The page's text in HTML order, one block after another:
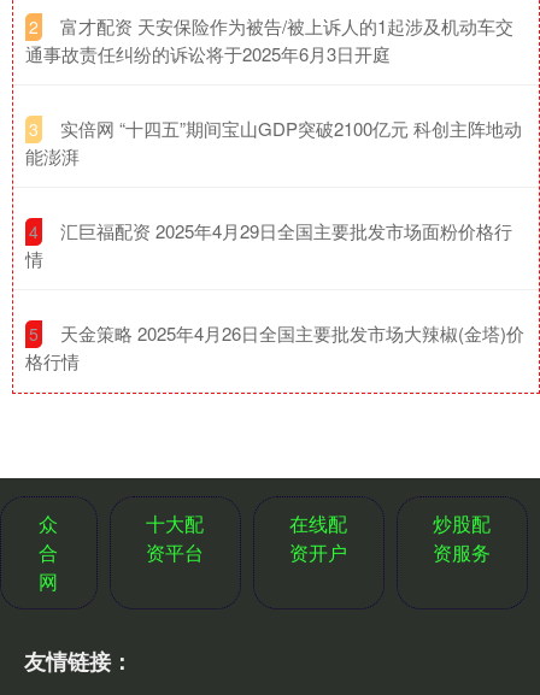
2
​富才配资 天安保险作为被告/被上诉人的1起涉及机动车交
通事故责任纠纷的诉讼将于2025年6月3日开庭
3
​实倍网 “十四五”期间宝山GDP突破2100亿元 科创主阵地动
能澎湃
4
​汇巨福配资 2025年4月29日全国主要批发市场面粉价格行
情
5
​天金策略 2025年4月26日全国主要批发市场大辣椒(金塔)价
格行情
众
合
网
十大配
资平台
在线配
资开户
炒股配
资服务
友情链接：